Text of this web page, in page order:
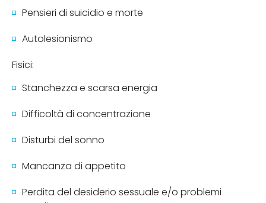
Pensieri di suicidio e morte
Autolesionismo
Fisici:
Stanchezza e scarsa energia
Difficoltà di concentrazione
Disturbi del sonno
Mancanza di appetito
Perdita del desiderio sessuale e/o problemi